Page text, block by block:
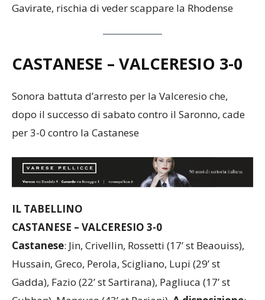
Gavirate, rischia di veder scappare la Rhodense
CASTANESE – VALCERESIO 3-0
Sonora battuta d’arresto per la Valceresio che,
dopo il successo di sabato contro il Saronno, cade
per 3-0 contro la Castanese
: Jin, Crivellin, Rossetti (17’ st Beaouiss),
Hussain, Greco, Perola, Scigliano, Lupi (29’ st
Gadda), Fazio (22’ st Sartirana), Pagliuca (17’ st